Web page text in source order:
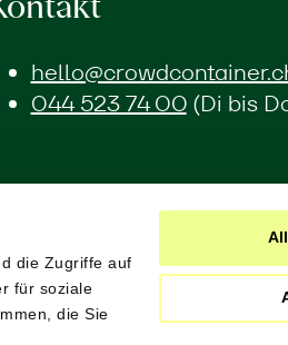
die Zugriffe auf
für soziale
die Sie
044 523 74 00(Di bis